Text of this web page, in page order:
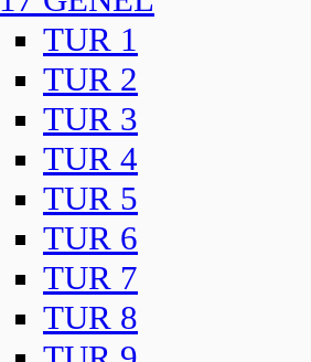
TUR 1
TUR 2
TUR 3
TUR 4
TUR 5
TUR 6
TUR 7
TUR 8